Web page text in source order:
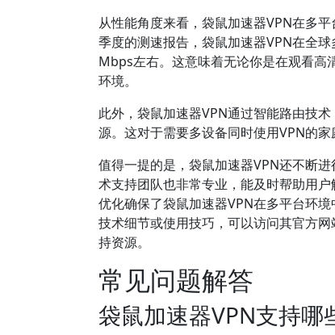
从性能角度来看，袋鼠加速器VPN在多
季度的测速报告，袋鼠加速器VPN在全
Mbps左右。这意味着无论你是在观看高
环境。
此外，袋鼠加速器VPN通过智能路由技
源。这对于需要多设备同时使用VPN的
值得一提的是，袋鼠加速器VPN还不断
术支持团队也非常专业，能及时帮助用
优化确保了袋鼠加速器VPN在多平台环
技术细节或使用技巧，可以访问其官方
持资源。
常见问题解答
袋鼠加速器VPN支持哪